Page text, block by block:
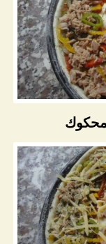
محكوك